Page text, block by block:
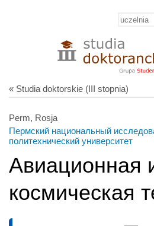
« Studia doktorskie (III stopnia)
Perm, Rosja
Пермский национальный
политехнический университет
Авиационная
космическая